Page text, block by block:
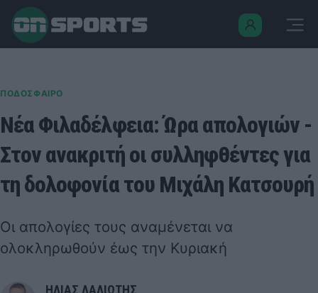
ΠΟΔΟΣΦΑΙΡΟ
Νέα Φιλαδέλφεια: Ώρα απολογιών -
Στον ανακριτή οι συλληφθέντες για
τη δολοφονία του Μιχάλη Κατσουρή
Οι απολογίες τους αναμένεται να
ολοκληρωθούν έως την Κυριακή